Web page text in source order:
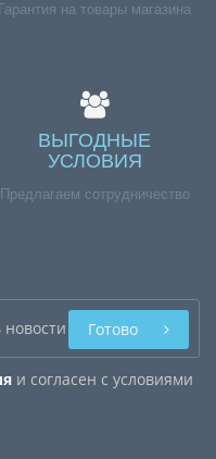
Гарантия на товары магазина
ВЫГОДНЫЕ
УСЛОВИЯ
Предлагаем сотрудничество
и согласен с условиями
Готово